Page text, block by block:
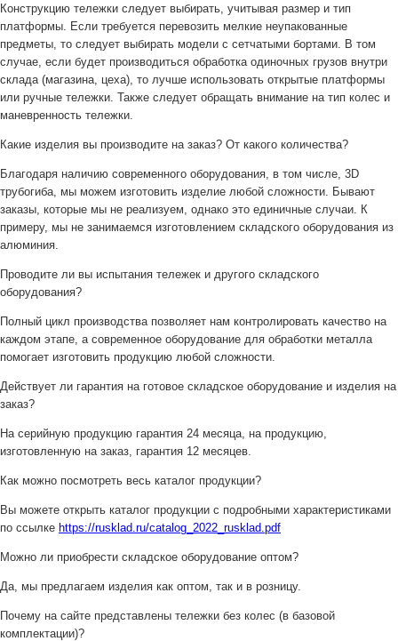
Конструкцию тележки следует выбирать, учитывая размер и тип
платформы. Если требуется перевозить мелкие неупакованные
предметы, то следует выбирать модели с сетчатыми бортами. В том
случае, если будет производиться обработка одиночных грузов внутри
склада (магазина, цеха), то лучше использовать открытые платформы
или ручные тележки. Также следует обращать внимание на тип колес и
маневренность тележки.
Какие изделия вы производите на заказ? От какого количества?
Благодаря наличию современного оборудования, в том числе, 3D
трубогиба, мы можем изготовить изделие любой сложности. Бывают
заказы, которые мы не реализуем, однако это единичные случаи. К
примеру, мы не занимаемся изготовлением складского оборудования из
алюминия.
Проводите ли вы испытания тележек и другого складского
оборудования?
Полный цикл производства позволяет нам контролировать качество на
каждом этапе, а современное оборудование для обработки металла
помогает изготовить продукцию любой сложности.
Действует ли гарантия на готовое складское оборудование и изделия на
заказ?
На серийную продукцию гарантия 24 месяца, на продукцию,
изготовленную на заказ, гарантия 12 месяцев.
Как можно посмотреть весь каталог продукции?
Вы можете открыть каталог продукции с подробными характеристиками
по ссылке https://rusklad.ru/catalog_2022_rusklad.pdf
Можно ли приобрести складское оборудование оптом?
Да, мы предлагаем изделия как оптом, так и в розницу.
Почему на сайте представлены тележки без колес (в базовой
комплектации)?